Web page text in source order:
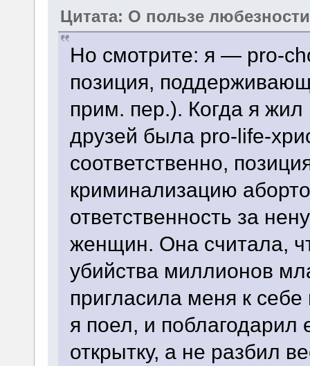
Цитата: О пользе
Но смотрите: я — pro-
позиция,
прим. пер.). Когда я
друзей была pro-life-
соответственно,
криминализацию
ответственность за
женщин. Она считала,
убийства миллионов
пригласила меня к
я поел, и
открытку, а не разбил